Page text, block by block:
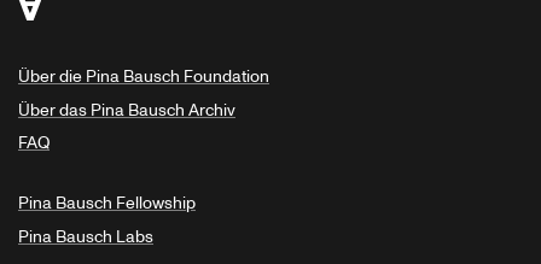
Über die Pina Bausch Foundation
Über das Pina Bausch Archiv
FAQ
Pina Bausch Fellowship
Pina Bausch Labs